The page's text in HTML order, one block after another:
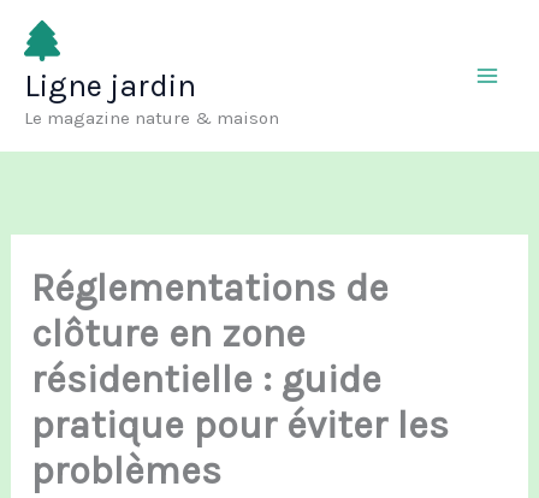
Aller
contenu
Ligne jardin
Le magazine nature & maison
Réglementations de
clôture en zone
résidentielle : guide
pratique pour éviter les
problèmes